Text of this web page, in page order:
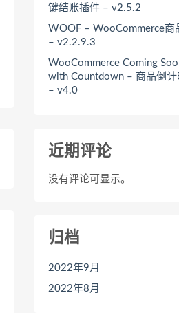
键结账插件 – v2.5.2
WOOF – WooCommerce商
– v2.2.9.3
WooCommerce Coming
with Countdown – 商品倒计
– v4.0
近期评论
没有评论可显示。
归档
2022年9月
2022年8月